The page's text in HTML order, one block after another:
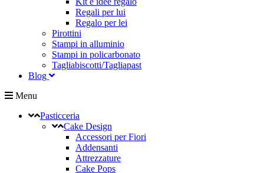
Regali per lui
Regalo per lei
Pirottini
Stampi in alluminio
Stampi in policarbonato
Tagliabiscotti/Tagliapast
Blog
Menu
Pasticceria
Cake Design
Accessori per Fiori
Addensanti
Attrezzature
Cake Pops